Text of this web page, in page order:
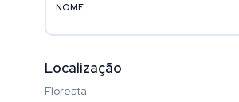
NOME
Localização
Floresta